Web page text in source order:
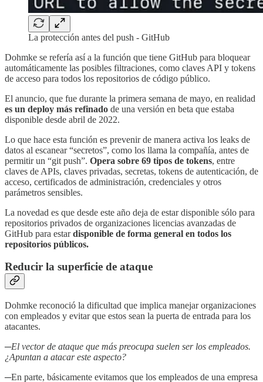
La protección antes del push - GitHub
Dohmke se refería así a la función que tiene GitHub para bloquear
automáticamente las posibles filtraciones, como claves API y tokens
de acceso para todos los repositorios de código público.
El anuncio, que fue durante la primera semana de mayo, en realidad
es un deploy más refinado de una versión en beta que estaba
disponible desde abril de 2022.
Lo que hace esta función es prevenir de manera activa los leaks de
datos al escanear “secretos”, como los llama la compañía, antes de
permitir un “git push”. Opera sobre 69 tipos de tokens, entre
claves de APIs, claves privadas, secretas, tokens de autenticación, de
acceso, certificados de administración, credenciales y otros
parámetros sensibles.
La novedad es que desde este año deja de estar disponible sólo para
repositorios privados de organizaciones licencias avanzadas de
GitHub para estardisponible de forma general en todos los
repositorios públicos.
Reducir la superficie de ataque
Dohmke reconoció la dificultad que implica manejar organizaciones
con empleados y evitar que estos sean la puerta de entrada para los
atacantes.
─El vector de ataque que más preocupa suelen ser los empleados.
¿Apuntan a atacar este aspecto?
─En parte, básicamente evitamos que los empleados de una empresa